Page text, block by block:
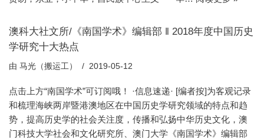
澳科大社文所/《南国学术》编辑部 ‖ 2018年度中国历史
学研究十大热点
由 马光（搬运工） 2019-05-12
点击上方“南国学术”可订阅哦！ ·信息速递· [编者按]为客观记录
和梳理海峡两岸暨港澳地区在中国历史学研究领域的特点和趋
势，提高历史学的社会关注度，传播和弘扬中华历史文化，澳
门科技大学社会和文化研究所、澳门大学《南国学术》编辑部